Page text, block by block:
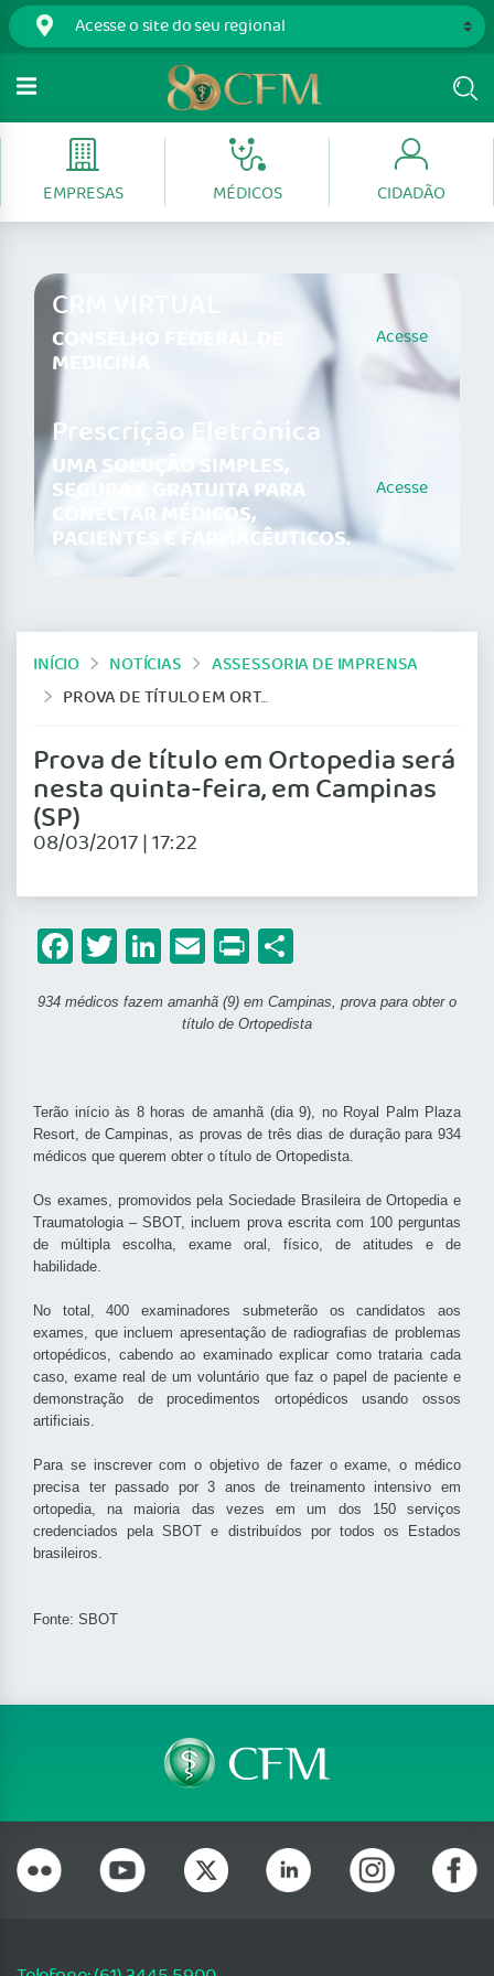
EMPRESAS MÉDICOS CIDADÃO
CRM VIRTUAL
CONSELHO FEDERAL DE
MEDICINA
Acesse
Prescrição Eletrônica
UMA SOLUÇÃO SIMPLES,
SEGURA E GRATUITA PARA
CONECTAR MÉDICOS,
PACIENTES E FARMACÊUTICOS.
Acesse
INÍCIO NOTÍCIAS
ASSESSORIA DE IMPRENSA
PROVA DE TÍTULO EM ORTOPEDIA SERÁ NESTA QUINTA-FEIRA, EM CAMPINAS (SP)
Prova de título em Ortopedia será
nesta quinta-feira, em Campinas
(SP)
08/03/2017 | 17:22
Facebook
Twitter
LinkedIn
Email
Print
934 médicos fazem amanhã (9) em Campinas, prova para obter o
título de Ortopedista
Terão início às 8 horas de amanhã (dia 9), no Royal Palm Plaza
Resort, de Campinas, as provas de três dias de duração para 934
médicos que querem obter o título de Ortopedista.
Os exames, promovidos pela Sociedade Brasileira de Ortopedia e
Traumatologia – SBOT, incluem prova escrita com 100 perguntas
de múltipla escolha, exame oral, físico, de atitudes e de
habilidade.
No total, 400 examinadores submeterão os candidatos aos
exames, que incluem apresentação de radiografias de problemas
ortopédicos, cabendo ao examinado explicar como trataria cada
caso, exame real de um voluntário que faz o papel de paciente e
demonstração de procedimentos ortopédicos usando ossos
artificiais.
Para se inscrever com o objetivo de fazer o exame, o médico
precisa ter passado por 3 anos de treinamento intensivo em
ortopedia, na maioria das vezes em um dos 150 serviços
credenciados pela SBOT e distribuídos por todos os Estados
brasileiros.
Fonte: SBOT